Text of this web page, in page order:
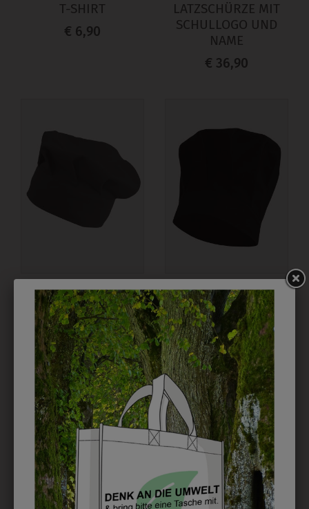
T-SHIRT
€ 6,90
LATZSCHÜRZE MIT
SCHULLOGO UND
NAME
€ 36,90
6KHAW01194205
KOCHHAUBE KURZ
SCHWARZ
€ 15,90
6KHAUBE194205
KOCHHAUBE
CLASSIC SCHWARZ
€ 15,90